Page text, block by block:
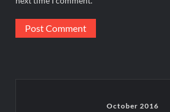
October 2016